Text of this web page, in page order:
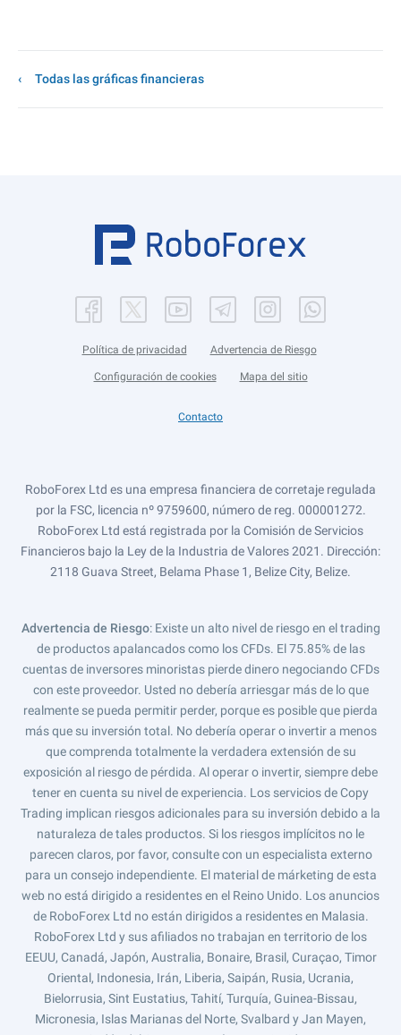
Todas las gráficas financieras
Política de privacidad Advertencia de Riesgo
Configuración de cookies Mapa del sitio
Contacto
RoboForex Ltd es una empresa financiera de corretaje regulada
por la FSC, licencia nº 9759600, número de reg. 000001272.
RoboForex Ltd está registrada por la Comisión de Servicios
Financieros bajo la Ley de la Industria de Valores 2021. Dirección:
2118 Guava Street, Belama Phase 1, Belize City, Belize.
Advertencia de Riesgo: Existe un alto nivel de riesgo en el trading
de productos apalancados como los CFDs. El 75.85% de las
cuentas de inversores minoristas pierde dinero negociando CFDs
con este proveedor. Usted no debería arriesgar más de lo que
realmente se pueda permitir perder, porque es posible que pierda
más que su inversión total. No debería operar o invertir a menos
que comprenda totalmente la verdadera extensión de su
exposición al riesgo de pérdida. Al operar o invertir, siempre debe
tener en cuenta su nivel de experiencia. Los servicios de Copy
Trading implican riesgos adicionales para su inversión debido a la
naturaleza de tales productos. Si los riesgos implícitos no le
parecen claros, por favor, consulte con un especialista externo
para un consejo independiente. El material de márketing de esta
web no está dirigido a residentes en el Reino Unido. Los anuncios
de RoboForex Ltd no están dirigidos a residentes en Malasia.
RoboForex Ltd y sus afiliados no trabajan en territorio de los
EEUU, Canadá, Japón, Australia, Bonaire, Brasil, Curaçao, Timor
Oriental, Indonesia, Irán, Liberia, Saipán, Rusia, Ucrania,
Bielorrusia, Sint Eustatius, Tahití, Turquía, Guinea-Bissau,
Micronesia, Islas Marianas del Norte, Svalbard y Jan Mayen,